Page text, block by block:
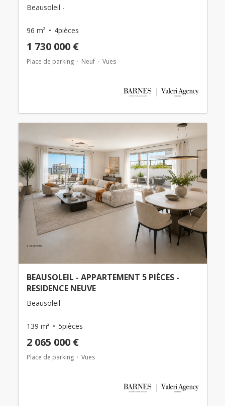
Beausoleil -
96 m² 4pièces
1 730 000 €
Place de parking Neuf Vues
BEAUSOLEIL - APPARTEMENT 5 PIÈCES -
RESIDENCE NEUVE
Beausoleil -
139 m² 5pièces
2 065 000 €
Place de parking Vues